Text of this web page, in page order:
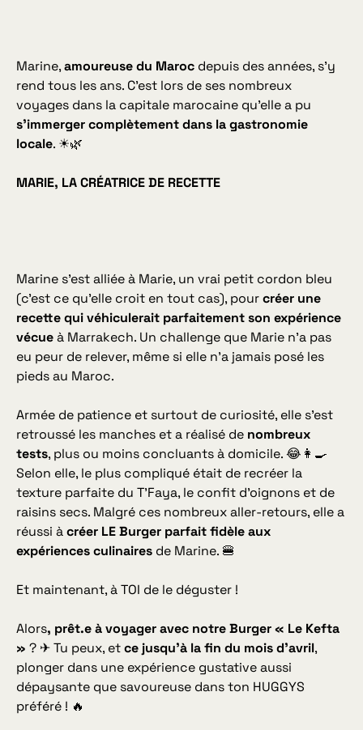
Marine,amoureuse du Maroc depuis des an­nées, s’y
rend tous les ans. C’est lors de ses nombreux
voyages dans la capitale marocaine qu’elle a pu
s’immerger complètement dans la gastronomie
locale. ☀🌿
MARIE, LA CRÉATRICE DE RECETTE
Marine s’est alliée à Marie, un vrai petit cordon bleu
(c’est ce qu’elle croit en tout cas), pourcréer une
recette qui véhiculerait parfaitement son ex­périence
vécueà Marrakech. Un challenge que Marie n’a pas
eu peur de relever, même si elle n’a jamais posé les
pieds au Maroc.
Armée de patience et surtout de curiosité, elle s’est
retroussé les manches et a réalisé de nombreux
tests, plus ou moins concluants à domicile. 😂👩‍🍳
Selon elle, le plus compliqué était de recréer la
texture parfaite du T’Faya, le confit d’oignons et de
raisins secs. Malgré ces nombreux aller-retours, elle a
réussi àcréer LE Burger parfait fidèle aux
expériences culinaires de Marine. 🍔
Et maintenant, à TOI de le déguster !
Alors, prêt.e à voyager avec notre Burger « Le Kefta
» ? ✈ Tu peux, etce jusqu’à la fin du mois d’avril,
plonger dans une expérience gustative aussi
dépaysante que savoureuse dans ton HUGGYS
préféré ! 🔥